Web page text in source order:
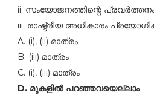
ii. സംയോജനത്തിന്റെ
iii. രാഷ്ട്രീയ അധികാരം
A. (i), (ii) മാത്രം
B. (iii) മാത്രം
C. (i), (iii) മാത്രം
D. മുകളില്‍ പറഞ്ഞവയെല്ലാം